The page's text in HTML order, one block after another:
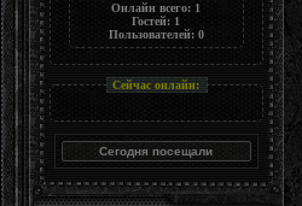
Онлайн всего: 1
Гостей: 1
Пользователей: 0
Сейчас онлайн: